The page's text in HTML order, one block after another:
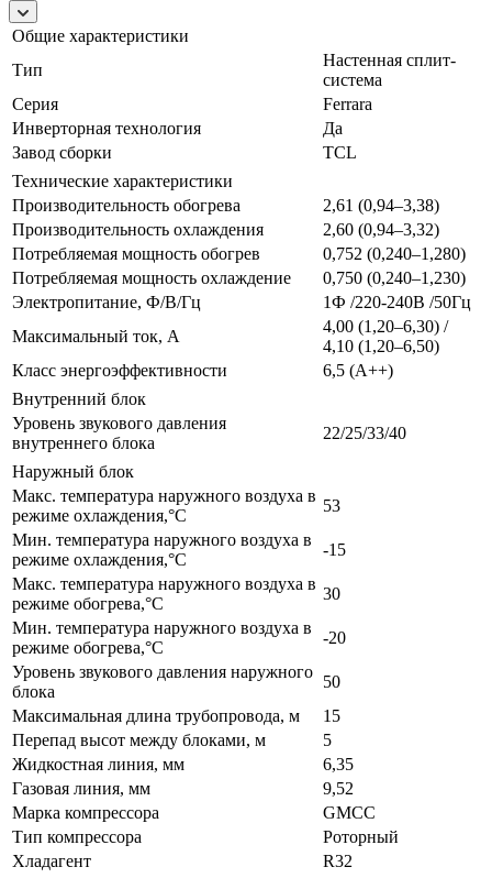
Общие характеристики
Тип
Настенная сплит-
система
Серия
Ferrara
Инверторная технология
Да
Завод сборки
TCL
Технические характеристики
Производительность обогрева
2,61 (0,94–3,38)
Производительность охлаждения
2,60 (0,94–3,32)
Потребляемая мощность обогрев
0,752 (0,240–1,280)
Потребляемая мощность охлаждение
0,750 (0,240–1,230)
Электропитание, Ф/В/Гц
1Ф /220-240В /50Гц
Максимальный ток, А
4,00 (1,20–6,30) /
4,10 (1,20–6,50)
Класс энергоэффективности
6,5 (А++)
Внутренний блок
Уровень звукового давления
внутреннего блока
22/25/33/40
Наружный блок
Макс. температура наружного воздуха в
режиме охлаждения,°С
53
Мин. температура наружного воздуха в
режиме охлаждения,°С
-15
Макс. температура наружного воздуха в
режиме обогрева,°С
30
Мин. температура наружного воздуха в
режиме обогрева,°С
-20
Уровень звукового давления наружного
блока
50
Максимальная длина трубопровода, м
15
Перепад высот между блоками, м
5
Жидкостная линия, мм
6,35
Газовая линия, мм
9,52
Марка компрессора
GMCC
Тип компрессора
Роторный
Хладагент
R32